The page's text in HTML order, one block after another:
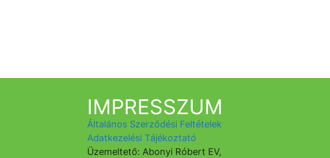
IMPRESSZUM
Általános Szerződési Feltételek
Adatkezelési Tájékoztató
Üzemeltető: Abonyi Róbert EV,